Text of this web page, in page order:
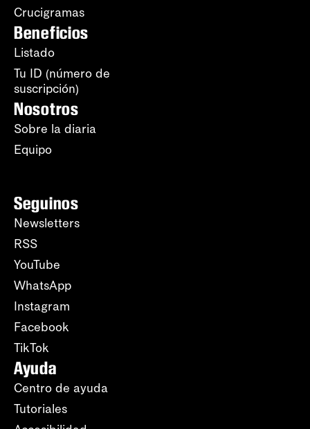
Crucigramas
Beneficios
Listado
Tu ID (número de
suscripción)
Nosotros
Sobre la diaria
Equipo
Seguinos
Newsletters
RSS
YouTube
WhatsApp
Instagram
Facebook
TikTok
Ayuda
Centro de ayuda
Tutoriales